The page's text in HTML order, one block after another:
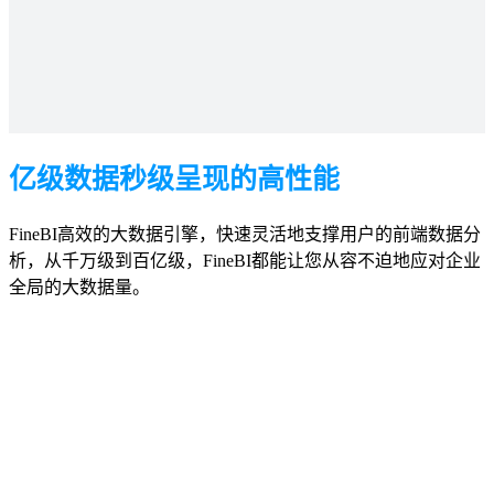
亿级数据秒级呈现的高性能
FineBI高效的大数据引擎，快速灵活地支撑用户的前端数据分
析，从千万级到百亿级，FineBI都能让您从容不迫地应对企业
全局的大数据量。